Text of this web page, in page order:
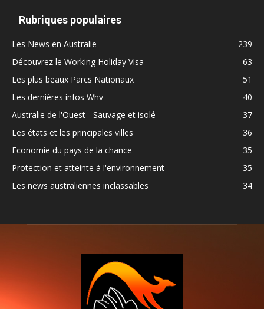
Rubriques populaires
Les News en Australie
239
Découvrez le Working Holiday Visa
63
Les plus beaux Parcs Nationaux
51
Les dernières infos Whv
40
Australie de l'Ouest - Sauvage et isolé
37
Les états et les principales villes
36
Economie du pays de la chance
35
Protection et atteinte à l'environnement
35
Les news australiennes inclassables
34